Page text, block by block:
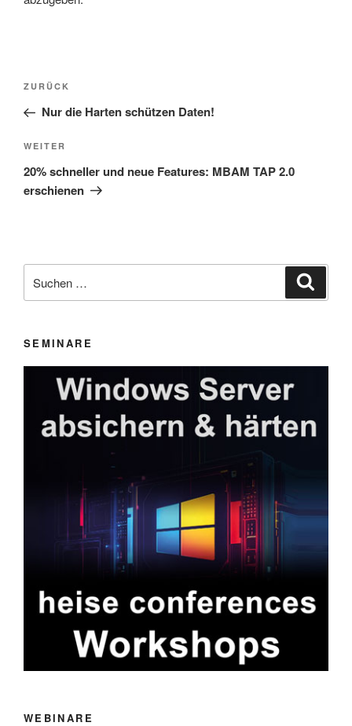
Beitragsnavigation
Vorheriger
Beitrag
ZURÜCK
Nur die Harten schützen Daten!
Nächster
Beitrag
WEITER
20% schneller und neue Features: MBAM TAP 2.0
erschienen
nach:
SEMINARE
WEBINARE